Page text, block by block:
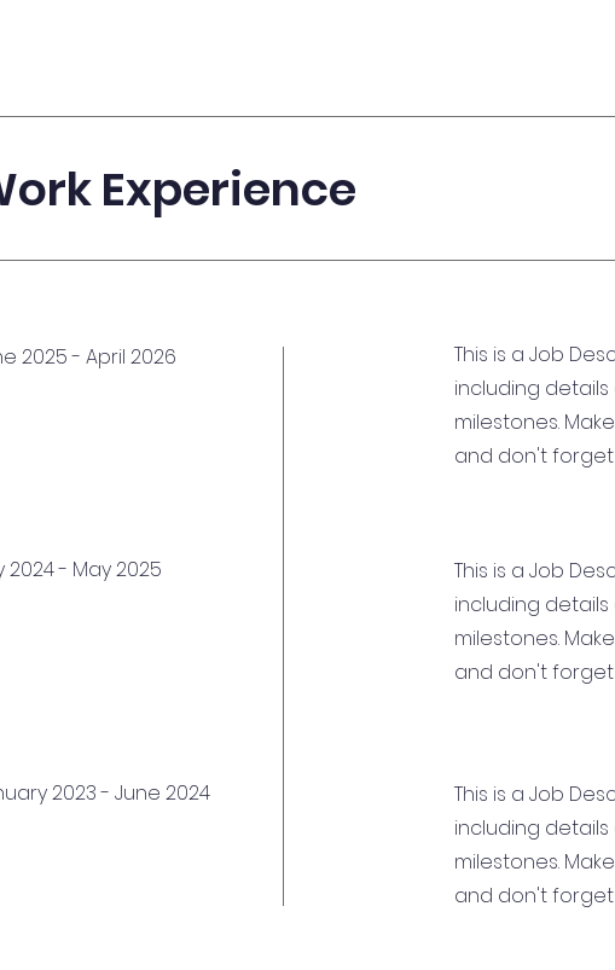
Experience
2025 - April 2026
2024 - May 2025
2023 - June 2024
This is a Job
including
milestones.
and don't
This is a Job
including
milestones.
and don't
This is a Job
including
milestones.
and don't